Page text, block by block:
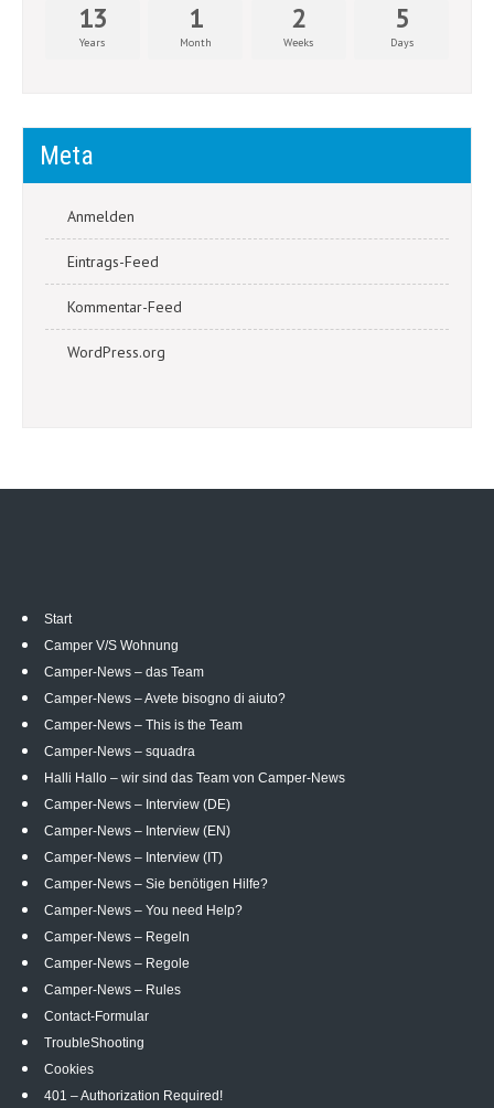
13
Years
1
Month
2
Weeks
5
Days
Meta
Anmelden
Eintrags-Feed
Kommentar-Feed
WordPress.org
Start
Camper V/S Wohnung
Camper-News – das Team
Camper-News – Avete bisogno di aiuto?
Camper-News – This is the Team
Camper-News – squadra
Halli Hallo – wir sind das Team von Camper-News
Camper-News – Interview (DE)
Camper-News – Interview (EN)
Camper-News – Interview (IT)
Camper-News – Sie benötigen Hilfe?
Camper-News – You need Help?
Camper-News – Regeln
Camper-News – Regole
Camper-News – Rules
Contact-Formular
TroubleShooting
Cookies
401 – Authorization Required!